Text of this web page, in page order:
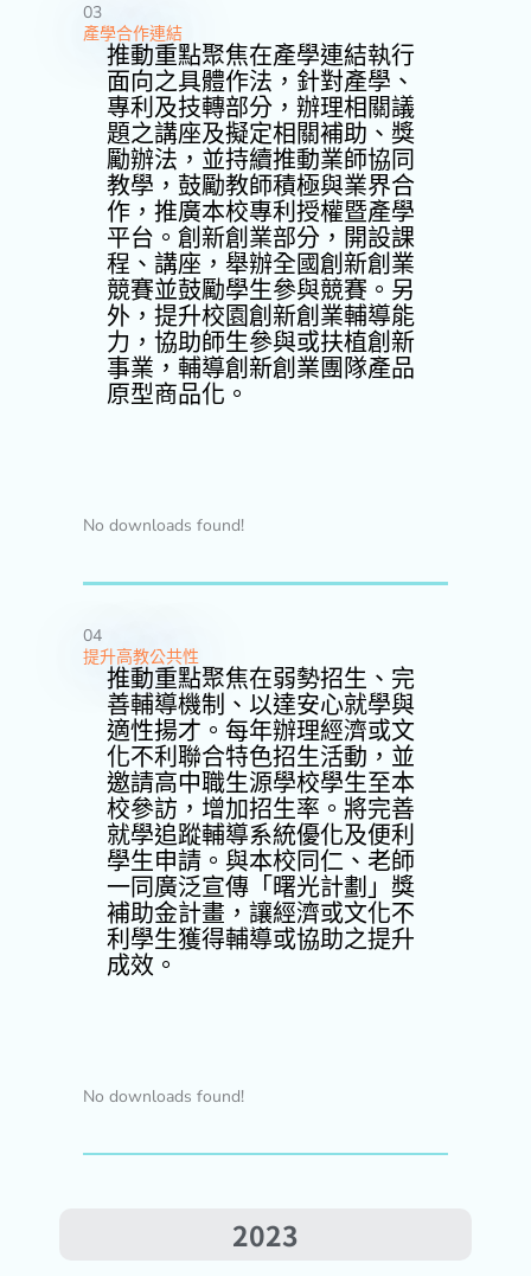
2023
03
產學合作連結
推動重點聚焦在產學連結執行
面向之具體作法，針對產學、
專利及技轉部分，辦理相關議
題之講座及擬定相關補助、獎
勵辦法，並持續推動業師協同
教學，鼓勵教師積極與業界合
作，推廣本校專利授權暨產學
平台。創新創業部分，開設課
程、講座，舉辦全國創新創業
競賽並鼓勵學生參與競賽。另
外，提升校園創新創業輔導能
力，協助師生參與或扶植創新
事業，輔導創新創業團隊產品
原型商品化。
No downloads found!
04
提升高教公共性
推動重點聚焦在弱勢招生、完
善輔導機制、以達安心就學與
適性揚才。每年辦理經濟或文
化不利聯合特色招生活動，並
邀請高中職生源學校學生至本
校參訪，增加招生率。將完善
就學追蹤輔導系統優化及便利
學生申請。與本校同仁、老師
一同廣泛宣傳「曙光計劃」獎
補助金計畫，讓經濟或文化不
利學生獲得輔導或協助之提升
成效。
No downloads found!